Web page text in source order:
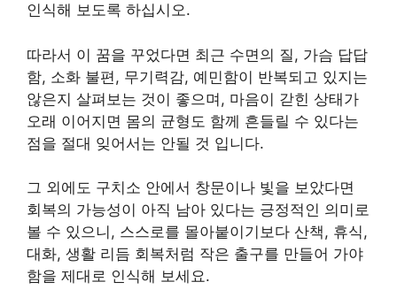
인식해 보도록 하십시오.
따라서 이 꿈을 꾸었다면 최근 수면의 질, 가슴 답답
함, 소화 불편, 무기력감, 예민함이 반복되고 있지는
않은지 살펴보는 것이 좋으며, 마음이 갇힌 상태가
오래 이어지면 몸의 균형도 함께 흔들릴 수 있다는
점을 절대 잊어서는 안될 것 입니다.
그 외에도 구치소 안에서 창문이나 빛을 보았다면
회복의 가능성이 아직 남아 있다는 긍정적인 의미로
볼 수 있으니, 스스로를 몰아붙이기보다 산책, 휴식,
대화, 생활 리듬 회복처럼 작은 출구를 만들어 가야
함을 제대로 인식해 보세요.